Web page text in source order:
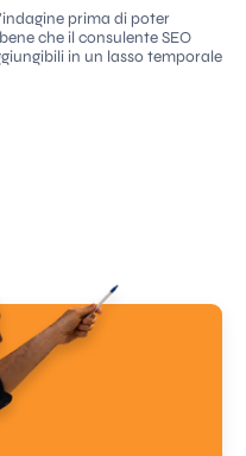
prima di poter
che il consulente SEO
in un lasso temporale